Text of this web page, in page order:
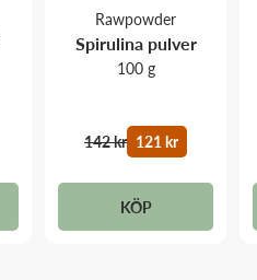
Rawpowder
Spirulina pulver
100 g
142 kr 121 kr
KÖP